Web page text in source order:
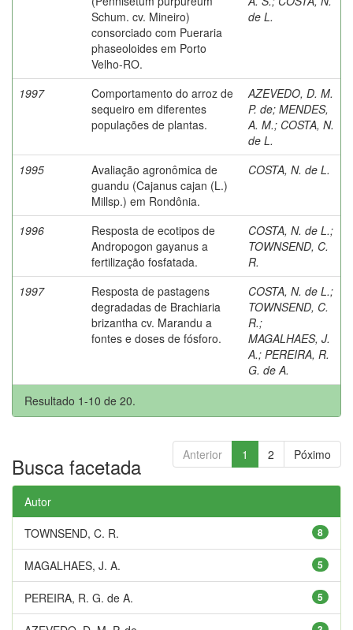
Schum. cv. Mineiro)
consorciado com Pueraria
phaseoloides em Porto
Velho-RO.
de L.
1997
Comportamento do arroz de
sequeiro em diferentes
populações de plantas.
AZEVEDO, D. M.
P. de; MENDES,
A. M.; COSTA, N.
de L.
1995
Avaliação agronômica de
guandu (Cajanus cajan (L.)
Millsp.) em Rondônia.
COSTA, N. de L.
1996
Resposta de ecotipos de
Andropogon gayanus a
fertilização fosfatada.
COSTA, N. de L.;
TOWNSEND, C.
R.
1997
Resposta de pastagens
degradadas de Brachiaria
brizantha cv. Marandu a
fontes e doses de fósforo.
COSTA, N. de L.;
TOWNSEND, C.
R.;
MAGALHAES, J.
A.; PEREIRA, R.
G. de A.
Resultado 1-10 de 20.
Anterior 1 2 Póximo
Busca facetada
Autor
8
TOWNSEND, C. R.
5
MAGALHAES, J. A.
5
PEREIRA, R. G. de A.